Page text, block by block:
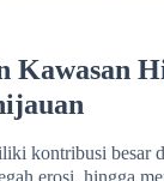
Kawasan
kontribusi besar
erosi, hingga